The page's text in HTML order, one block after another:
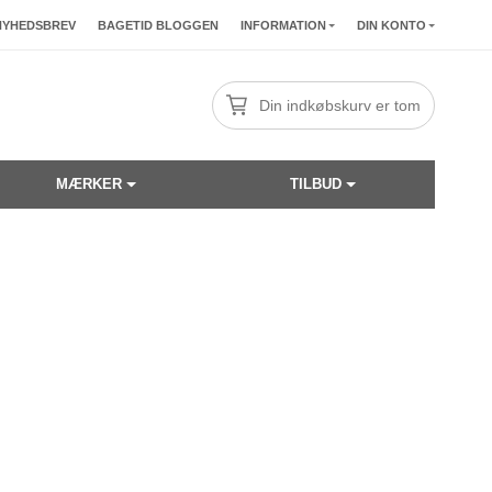
BAGETID BLOGGEN INFORMATION DIN KONTO
Din indkøbskurv er tom
MÆRKER TILBUD